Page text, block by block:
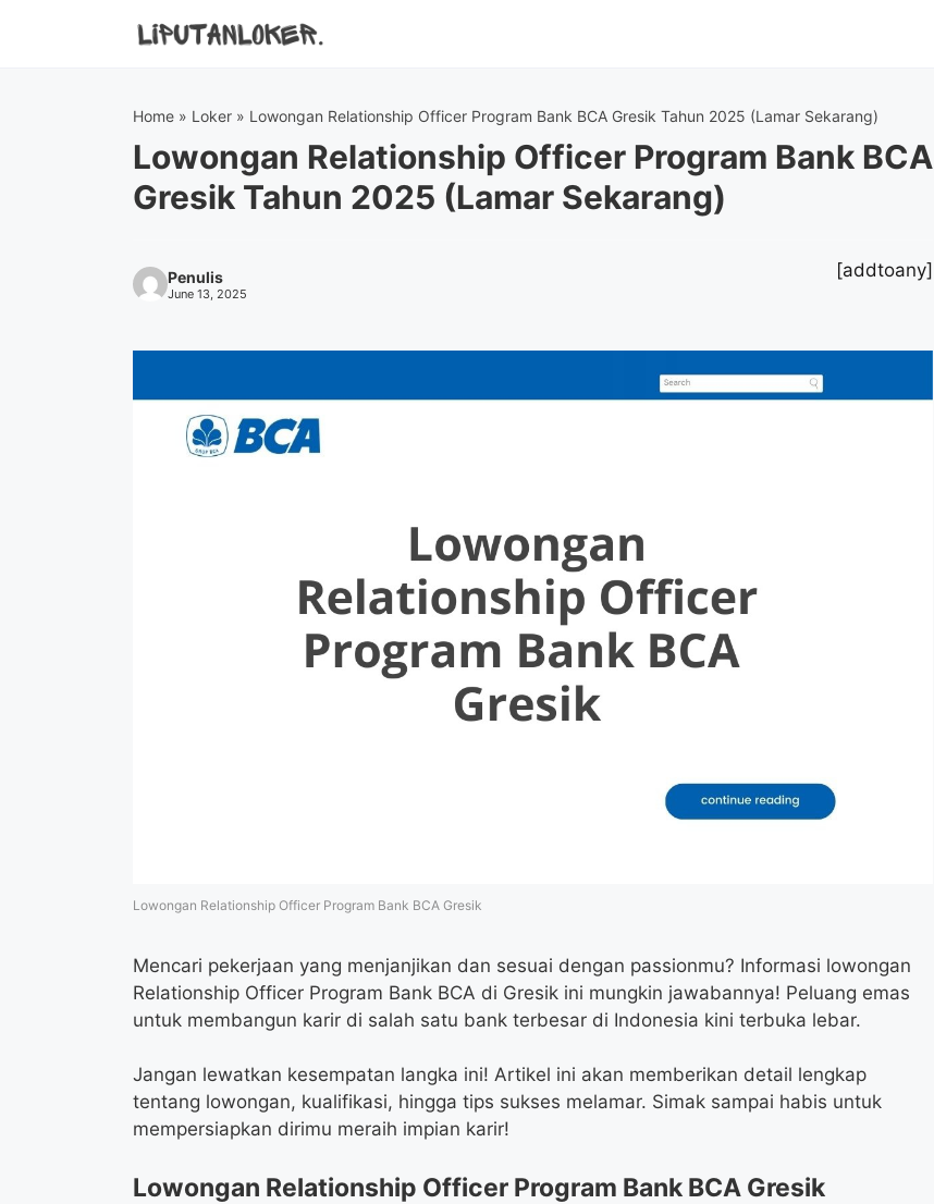
Home » Loker » Lowongan Relationship Officer Program Bank BCA Gresik Tahun 2025 (Lamar Sekarang)
Lowongan Relationship Officer Program Bank BCA
Gresik Tahun 2025 (Lamar Sekarang)
Penulis
June 13, 2025
[addtoany]
Lowongan Relationship Officer Program Bank BCA Gresik
Mencari pekerjaan yang menjanjikan dan sesuai dengan passionmu? Informasi lowongan
Relationship Officer Program Bank BCA di Gresik ini mungkin jawabannya! Peluang emas
untuk membangun karir di salah satu bank terbesar di Indonesia kini terbuka lebar.
Jangan lewatkan kesempatan langka ini! Artikel ini akan memberikan detail lengkap
tentang lowongan, kualifikasi, hingga tips sukses melamar. Simak sampai habis untuk
mempersiapkan dirimu meraih impian karir!
Lowongan Relationship Officer Program Bank BCA Gresik